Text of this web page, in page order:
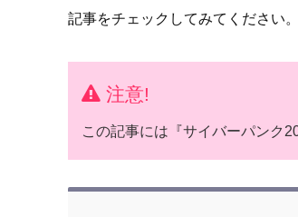
記事をチェックしてみてください。
注意!
この記事には『サイバーパンク